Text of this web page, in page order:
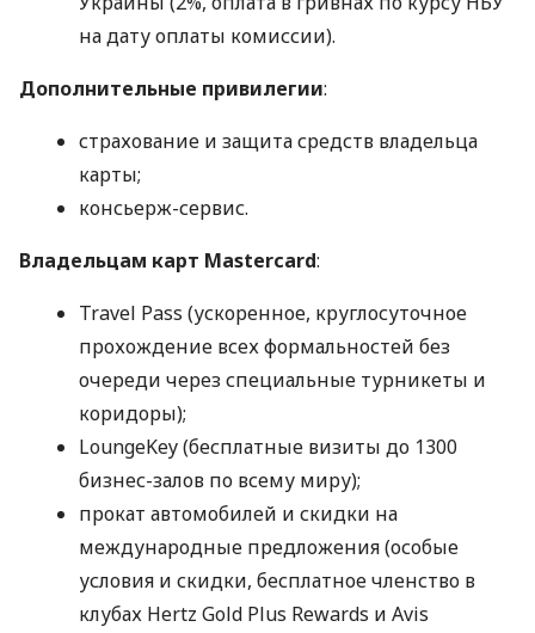
на дату оплаты комиссии).
Дополнительные привилегии:
страхование и защита средств владельца
карты;
консьерж-сервис.
Владельцам карт Mastercard:
Travel Pass (ускоренное, круглосуточное
прохождение всех формальностей без
очереди через специальные турникеты и
коридоры);
LoungeKey (бесплатные визиты до 1300
бизнес-залов по всему миру);
прокат автомобилей и скидки на
международные предложения (особые
условия и скидки, бесплатное членство в
клубах Hertz Gold Plus Rewards и Avis